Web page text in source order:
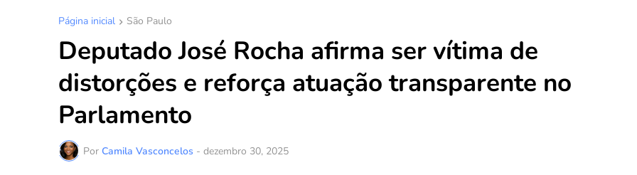
Página inicial São Paulo
Deputado José Rocha afirma ser vítima de
distorções e reforça atuação transparente no
Parlamento
Por Camila Vasconcelos - dezembro 30, 2025